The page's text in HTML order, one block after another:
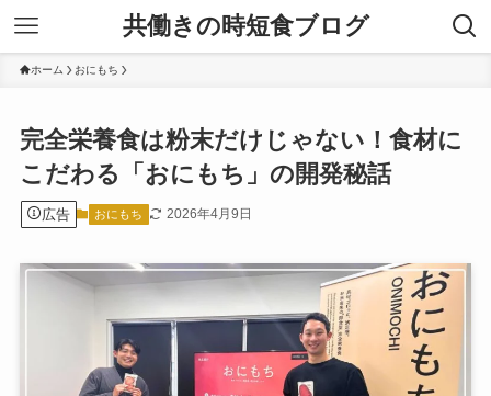
共働きの時短食ブログ
ホーム おにもち
完全栄養食は粉末だけじゃない！食材に
こだわる「おにもち」の開発秘話
広告 おにもち 2026年4月9日